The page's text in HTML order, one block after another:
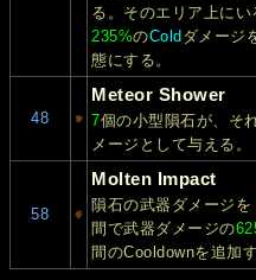
る。そのエリア上にい
235%のCold ダメージ
態にする。
48
Meteor Shower
7個の小型隕石が、そ
メージとして与える。
58
Molten Impact
隕石の武器ダメージを
間で武器ダメージの
間のCooldownを追加す